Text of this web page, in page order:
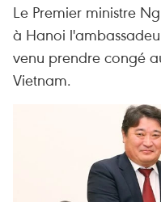
Le Premier ministre
à Hanoi
venu prendre congé
Vietnam.